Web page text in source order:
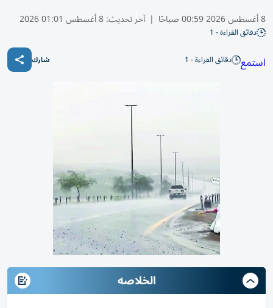
8 أغسطس 2026 00:59 صباحًا | آخر تحديث:8 أغسطس 01:01 2026
دقائق القراءة - 1
استمع دقائق القراءة - 1 شارك
الخلاصه